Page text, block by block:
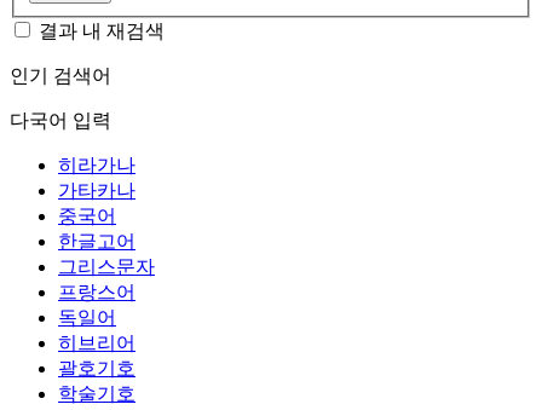
결과 내 재검색
인기 검색어
다국어 입력
히라가나
가타카나
중국어
한글고어
그리스문자
프랑스어
독일어
히브리어
괄호기호
학술기호